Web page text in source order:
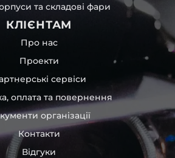
та складові фари
КЛІЄНТАМ
Про нас
Проекти
сервіси
оплата та повернення
організації
Контакти
Відгуки